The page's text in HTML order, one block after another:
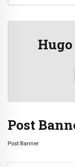
Post
Post Banner